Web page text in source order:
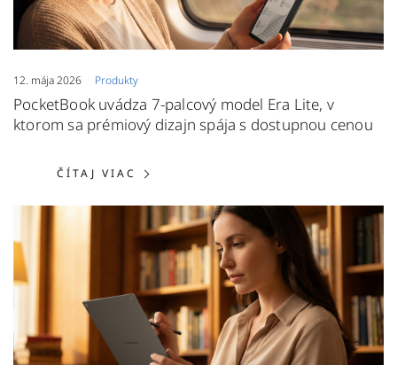
12. mája 2026 Produkty
PocketBook uvádza 7-palcový model Era Lite, v
ktorom sa prémiový dizajn spája s dostupnou cenou
ČÍTAJ VIAC ČÍTAJ VIAC: POCKETBOOK